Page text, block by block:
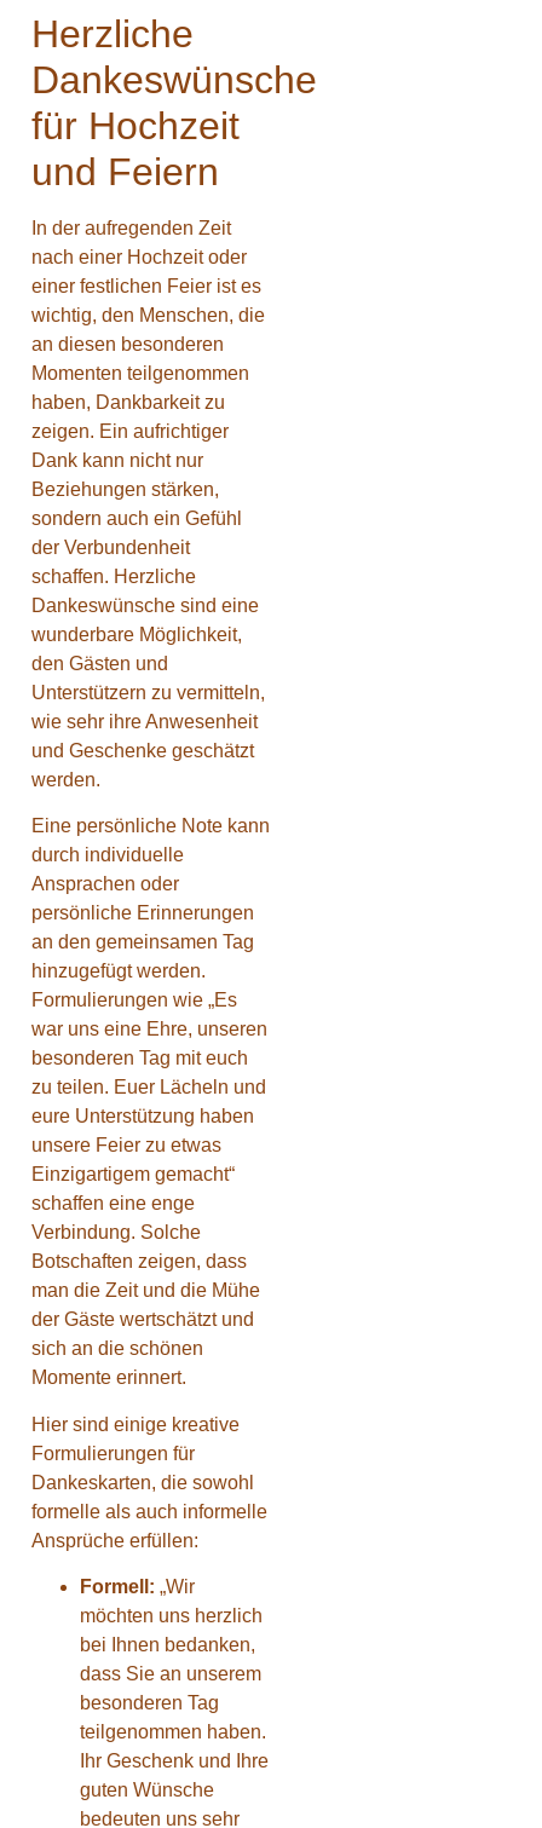
Herzliche
Dankeswünsche
für Hochzeit
und Feiern
In der aufregenden Zeit
nach einer Hochzeit oder
einer festlichen Feier ist es
wichtig, den Menschen, die
an diesen besonderen
Momenten teilgenommen
haben, Dankbarkeit zu
zeigen. Ein aufrichtiger
Dank kann nicht nur
Beziehungen stärken,
sondern auch ein Gefühl
der Verbundenheit
schaffen. Herzliche
Dankeswünsche sind eine
wunderbare Möglichkeit,
den Gästen und
Unterstützern zu vermitteln,
wie sehr ihre Anwesenheit
und Geschenke geschätzt
werden.
Eine persönliche Note kann
durch individuelle
Ansprachen oder
persönliche Erinnerungen
an den gemeinsamen Tag
hinzugefügt werden.
Formulierungen wie „Es
war uns eine Ehre, unseren
besonderen Tag mit euch
zu teilen. Euer Lächeln und
eure Unterstützung haben
unsere Feier zu etwas
Einzigartigem gemacht“
schaffen eine enge
Verbindung. Solche
Botschaften zeigen, dass
man die Zeit und die Mühe
der Gäste wertschätzt und
sich an die schönen
Momente erinnert.
Hier sind einige kreative
Formulierungen für
Dankeskarten, die sowohl
formelle als auch informelle
Ansprüche erfüllen:
Formell: „Wir
möchten uns herzlich
bei Ihnen bedanken,
dass Sie an unserem
besonderen Tag
teilgenommen haben.
Ihr Geschenk und Ihre
guten Wünsche
bedeuten uns sehr